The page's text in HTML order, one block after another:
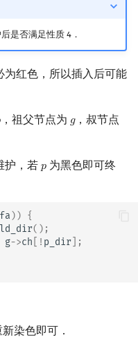
是否满足性质 4．
为红色，所以插入后可能
，祖父节点为 𝑔
g，叔节点
护，若 𝑝
p 为黑色即可终
fa)) {
();
g->ch ! p_dir ];
染色即可．